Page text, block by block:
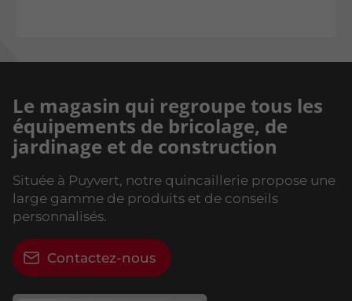
Le magasin qui regroupe tous les
équipements de bricolage, de
jardinage et de construction
Située à Puyvert, notre quincaillerie propose une
large gamme de produits et de conseils
personnalisés.
Contactez-nous